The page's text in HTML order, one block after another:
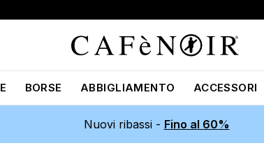
BORSE ABBIGLIAMENTO ACCESSORI
Nuovi ribassi - Fino al 60%